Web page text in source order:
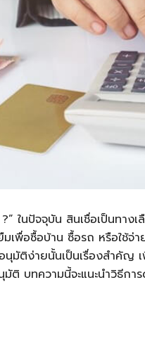
?”ในปัจจุบัน สินเชื่อเป็นทาง
เพื่อซื้อบ้าน ซื้อรถ หรือใช้จ่
นุมัติง่ายนั้นเป็นเรื่องสำคัญ
ติ บทความนี้จะแนะนำวิธีกา